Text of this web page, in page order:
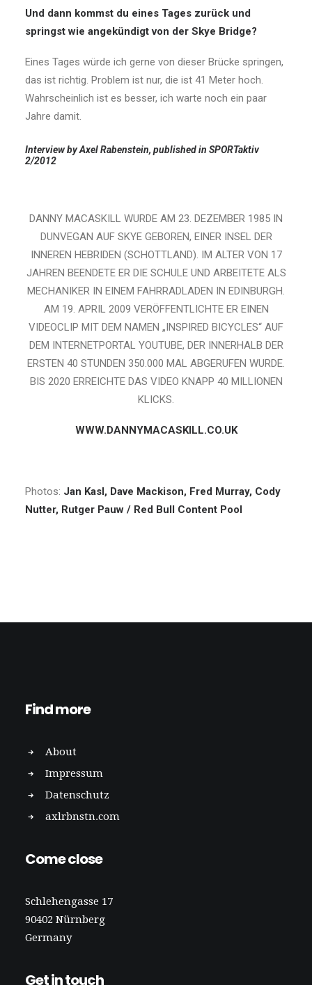
Und dann kommst du eines Tages zurück und
springst wie angekündigt von der Skye Bridge?
Eines Tages würde ich gerne von dieser Brücke springen,
das ist richtig. Problem ist nur, die ist 41 Meter hoch.
Wahrscheinlich ist es besser, ich warte noch ein paar
Jahre damit.
Interview byAxel Rabenstein, published in SPORTaktiv
2/2012
DANNY MACASKILL WURDE AM 23. DEZEMBER 1985 IN
DUNVEGAN AUF SKYE GEBOREN, EINER INSEL DER
INNEREN HEBRIDEN (SCHOTTLAND). IM ALTER VON 17
JAHREN BEENDETE ER DIE SCHULE UND ARBEITETE ALS
MECHANIKER IN EINEM FAHRRADLADEN IN EDINBURGH.
AM 19. APRIL 2009 VERÖFFENTLICHTE ER EINEN
VIDEOCLIP MIT DEM NAMEN „INSPIRED BICYCLES“ AUF
DEM INTERNETPORTAL YOUTUBE, DER INNERHALB DER
ERSTEN 40 STUNDEN 350.000 MAL ABGERUFEN WURDE.
BIS 2020 ERREICHTE DAS VIDEO KNAPP 40 MILLIONEN
KLICKS.
WWW.DANNYMACASKILL.CO.UK
Photos: Jan Kasl, Dave Mackison, Fred Murray, Cody
Nutter, Rutger Pauw / Red Bull Content Pool
Find more
About
Impressum
Datenschutz
axlrbnstn.com
Come close
Schlehengasse 17
90402 Nürnberg
Germany
Get in touch